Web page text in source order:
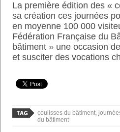
La première édition des «
sa création ces journées
en moyenne 100 000
Fédération Française du
bâtiment » une occasion
et susciter des vocations
coulisses du bâtiment,
du bâtiment